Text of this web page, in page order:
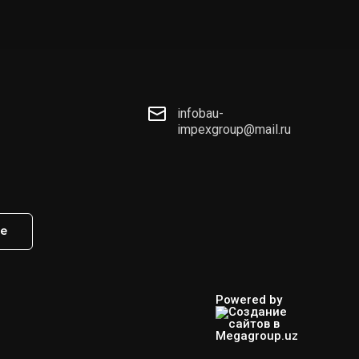
infobau-
impexgroup@mail.ru
Powered by